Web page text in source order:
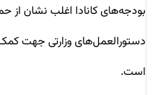
دستورالعمل‌های وزارتی جهت کمک
است.